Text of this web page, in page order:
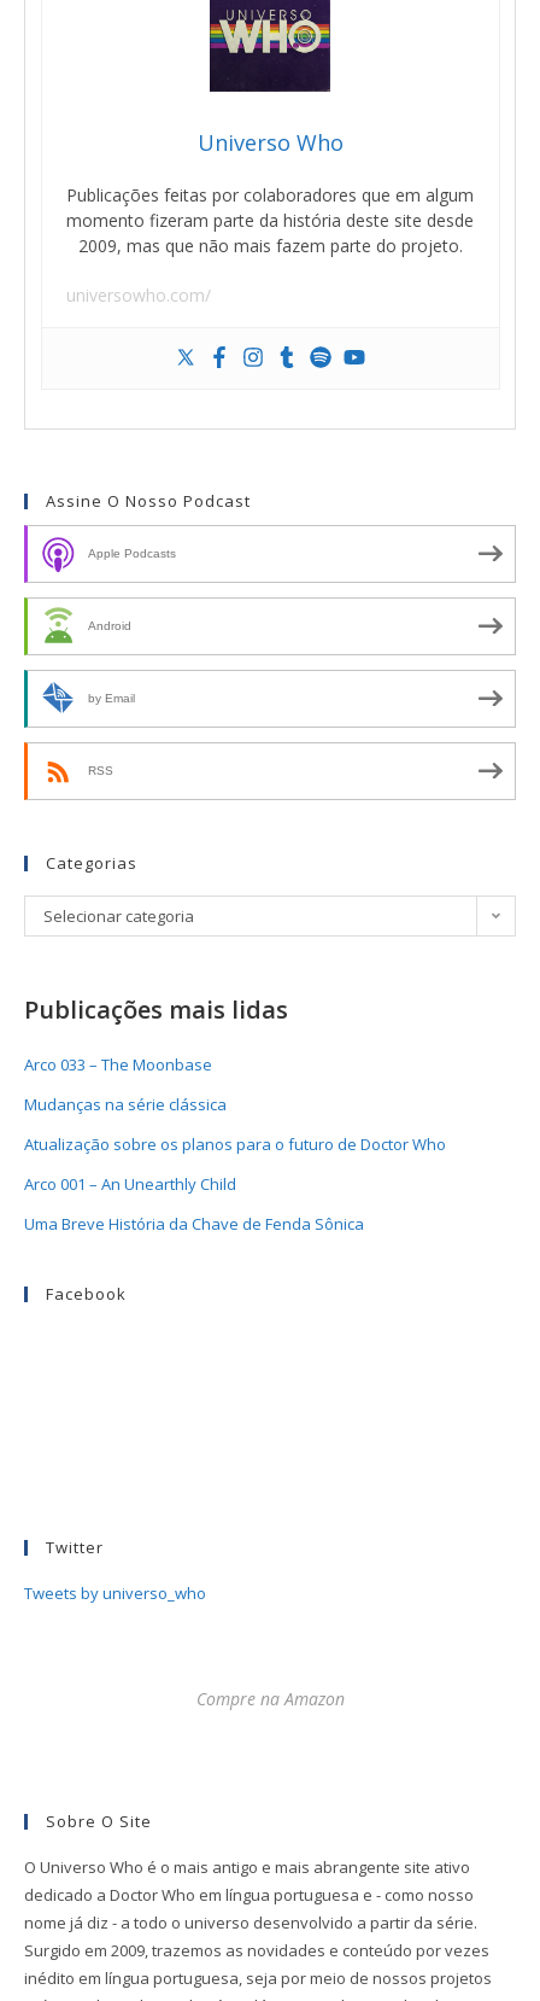
Universo Who
Publicações feitas por colaboradores que em algum
momento fizeram parte da história deste site desde
2009, mas que não mais fazem parte do projeto.
universowho.com/
Assine O Nosso Podcast
Apple Podcasts
Android
by Email
RSS
Categorias
Selecionar categoria
Publicações mais lidas
Arco 033 – The Moonbase
Mudanças na série clássica
Atualização sobre os planos para o futuro de Doctor Who
Arco 001 – An Unearthly Child
Uma Breve História da Chave de Fenda Sônica
Facebook
Twitter
Tweets by universo_who
Compre na Amazon
Sobre O Site
O Universo Who é o mais antigo e mais abrangente site ativo
dedicado a Doctor Who em língua portuguesa e - como nosso
nome já diz - a todo o universo desenvolvido a partir da série.
Surgido em 2009, trazemos as novidades e conteúdo por vezes
inédito em língua portuguesa, seja por meio de nossos projetos